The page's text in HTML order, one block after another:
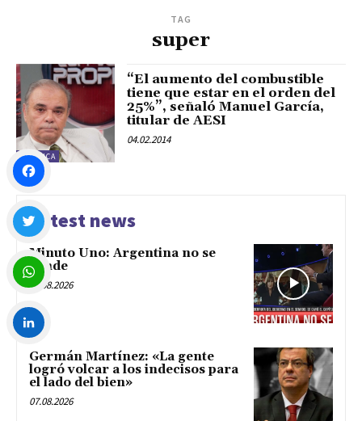
TAG
super
POLÍTICA
“El aumento del combustible
tiene que estar en el orden del
25%”, señaló Manuel García,
titular de AESI
04.02.2014
Latest news
Minuto Uno: Argentina no se
vende
07.08.2026
Germán Martínez: «La gente
logró volcar a los indecisos para
el lado del bien»
07.08.2026
Facebook
Twitter
WhatsApp
LinkedIn